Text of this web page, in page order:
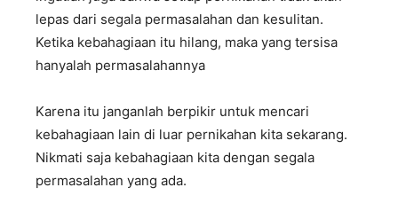
lepas dari segala permasalahan dan kesulitan.
Ketika kebahagiaan itu hilang, maka yang tersisa
hanyalah permasalahannya
Karena itu janganlah berpikir untuk mencari
kebahagiaan lain di luar pernikahan kita sekarang.
Nikmati saja kebahagiaan kita dengan segala
permasalahan yang ada.